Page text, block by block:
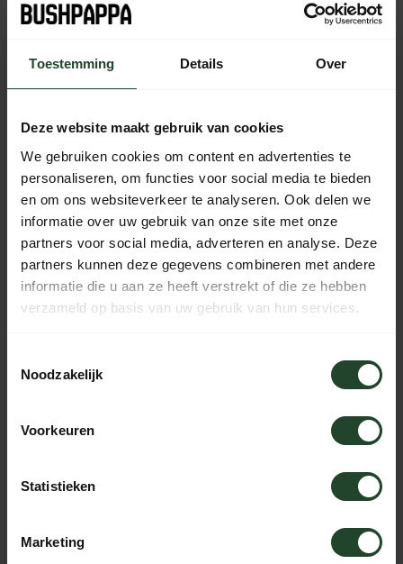
Toestemming Details Over
Deze website maakt gebruik van cookies
We gebruiken cookies om content en advertenties te
personaliseren, om functies voor social media te bieden
en om ons websiteverkeer te analyseren. Ook delen we
informatie over uw gebruik van onze site met onze
partners voor social media, adverteren en analyse. Deze
partners kunnen deze gegevens combineren met andere
informatie die u aan ze heeft verstrekt of die ze hebben
verzameld op basis van uw gebruik van hun services.
Noodzakelijk
Voorkeuren
Statistieken
Marketing
Mora 164 lepelmes
39,95
Op voorraad
Mora 163 lepelmes
40,95
Op voorraad
Mora Erik Frosts 162
Mora 164 lepelmes